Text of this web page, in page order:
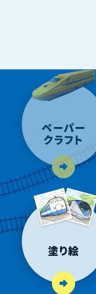
ペーパー
クラフト
塗り絵